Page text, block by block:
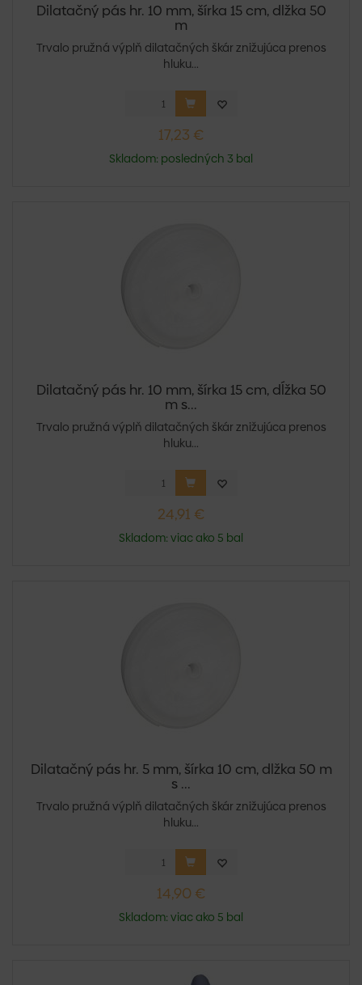
Dilatačný pás hr. 10 mm, šírka 15 cm, dlžka 50
m
Trvalo pružná výplň dilatačných škár znižujúca prenos
hluku...
17,23 €
Skladom: posledných 3 bal
Dilatačný pás hr. 10 mm, šírka 15 cm, dĺžka 50
m s...
Trvalo pružná výplň dilatačných škár znižujúca prenos
hluku...
24,91 €
Skladom: viac ako 5 bal
Dilatačný pás hr. 5 mm, šírka 10 cm, dlžka 50 m
s ...
Trvalo pružná výplň dilatačných škár znižujúca prenos
hluku...
14,90 €
Skladom: viac ako 5 bal